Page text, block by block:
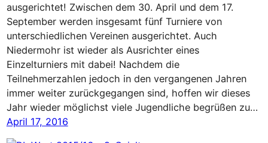
ausgerichtet! Zwischen dem 30. April und dem 17.
September werden insgesamt fünf Turniere von
unterschiedlichen Vereinen ausgerichtet. Auch
Niedermohr ist wieder als Ausrichter eines
Einzelturniers mit dabei! Nachdem die
Teilnehmerzahlen jedoch in den vergangenen Jahren
immer weiter zurückgegangen sind, hoffen wir dieses
Jahr wieder möglichst viele Jugendliche begrüßen zu…
April 17, 2016